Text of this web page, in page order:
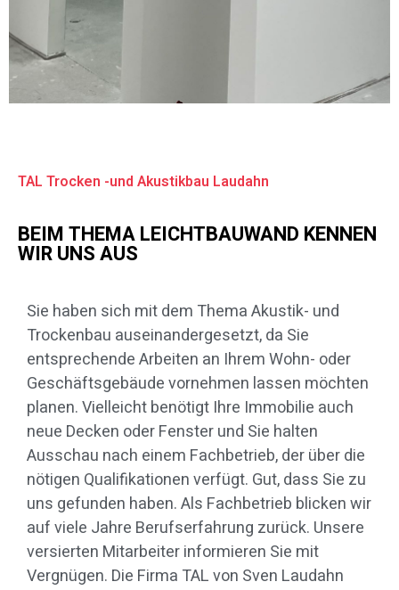
TAL Trocken -und Akustikbau Laudahn
BEIM THEMA LEICHTBAUWAND KENNEN
WIR UNS AUS
Sie haben sich mit dem Thema Akustik- und
Trockenbau auseinandergesetzt, da Sie
entsprechende Arbeiten an Ihrem Wohn- oder
Geschäftsgebäude vornehmen lassen möchten
planen. Vielleicht benötigt Ihre Immobilie auch
neue Decken oder Fenster und Sie halten
Ausschau nach einem Fachbetrieb, der über die
nötigen Qualifikationen verfügt. Gut, dass Sie zu
uns gefunden haben. Als Fachbetrieb blicken wir
auf viele Jahre Berufserfahrung zurück. Unsere
versierten Mitarbeiter informieren Sie mit
Vergnügen. Die Firma TAL von Sven Laudahn